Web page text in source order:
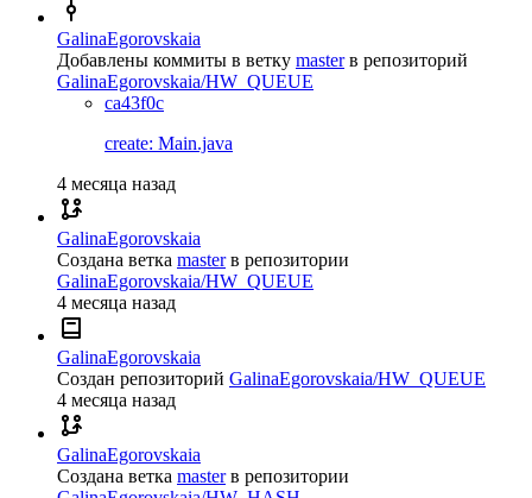
GalinaEgorovskaia
Добавлены коммиты в ветку master в репозиторий
GalinaEgorovskaia/HW_QUEUE
ca43f0c
create: Main.java
4 месяца назад
GalinaEgorovskaia
Создана ветка master в репозитории
GalinaEgorovskaia/HW_QUEUE
4 месяца назад
GalinaEgorovskaia
Создан репозиторий GalinaEgorovskaia/HW_QUEUE
4 месяца назад
GalinaEgorovskaia
Создана ветка master в репозитории